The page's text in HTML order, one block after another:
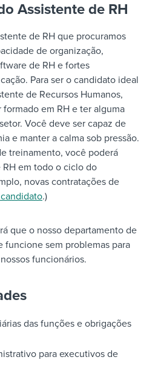
Assistente de RH
de RH que procuramos
de organização,
de RH e fortes
Para ser o candidato ideal
de Recursos Humanos,
em RH e ter alguma
Você deve ser capaz de
e manter a calma sob pressão.
treinamento, você poderá
em todo o ciclo do
novas contratações de
.)
que o nosso departamento de
funcione sem problemas para
funcionários.
das funções e obrigações
para executivos de